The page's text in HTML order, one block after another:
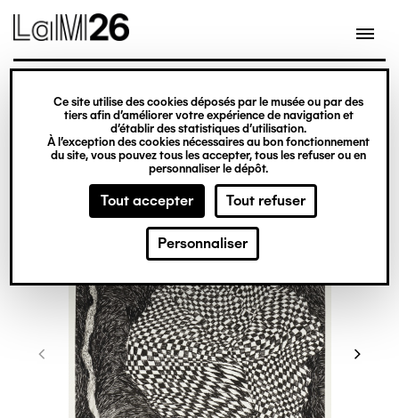
Gestion des cookies
Ce site utilise des cookies déposés par le musée ou par des
tiers afin d’améliorer votre expérience de navigation et
d’établir des statistiques d’utilisation.
À l’exception des cookies nécessaires au bon fonctionnement
du site, vous pouvez tous les accepter, tous les refuser ou en
personnaliser le dépôt.
Tout accepter Tout refuser
Personnaliser
contenu